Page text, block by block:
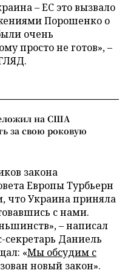
– ЕС это вызвало
Порошенко о
очень
просто не готов», –
на США
за свою роковую
закона
Европы Турбьерн
что Украина приняла
с нами.
– написал
секретарь Даниель
«Мы обсудим с
новый закон».